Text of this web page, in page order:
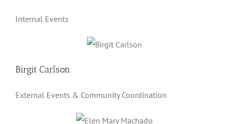
Internal Events
Birgit Carlson
External Events & Community Coordination